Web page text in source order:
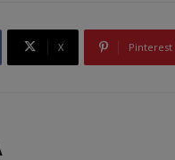
X Pinterest